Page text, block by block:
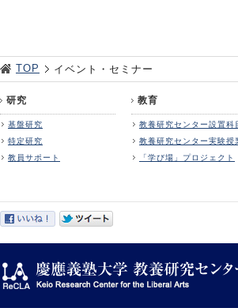
TOP イベント・セミナー
研究
基盤研究
特定研究
教員サポート
教育
教養研究センター設置科
教養研究センター実験授
「学び場」プロジェクト